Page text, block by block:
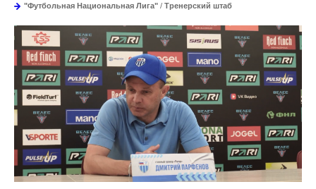
"Футбольная Национальная Лига" / Тренерский штаб